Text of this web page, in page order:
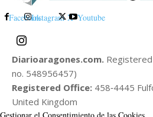
FacebookInstagram X Youtube
Diarioaragones.com.
no. 548956457)
Registered Office: 458‑4445
United Kingdom